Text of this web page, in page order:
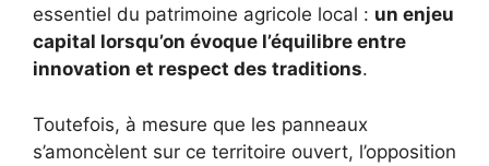
essentiel du patrimoine agricole local : un enjeu
capital lorsqu’on évoque l’équilibre entre
innovation et respect des traditions.
Toutefois, à mesure que les panneaux
s’amoncèlent sur ce territoire ouvert, l’opposition